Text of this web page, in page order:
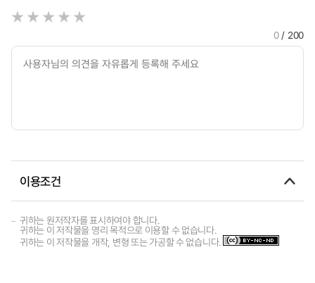
0/ 200
이용조건
귀하는 원저작자를 표시하여야 합니다.
귀하는 이 저작물을 영리 목적으로 이용할 수 없습니다.
귀하는 이 저작물을 개작, 변형 또는 가공할 수 없습니다.